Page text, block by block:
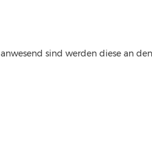
sind werden diese an